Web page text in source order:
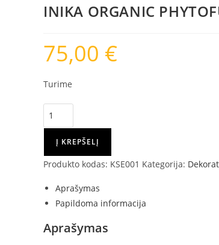
30
INIKA ORGANIC
75,00 €
Turime
produkto
kiekis:
INIKA
ORGANIC
PHYTOFUSE
RENEW™
SERUMAS,
ML
Į KREPŠELĮ
Produkto kodas: KSE001 Kategorija:
Aprašymas
Papildoma informacija
Aprašymas